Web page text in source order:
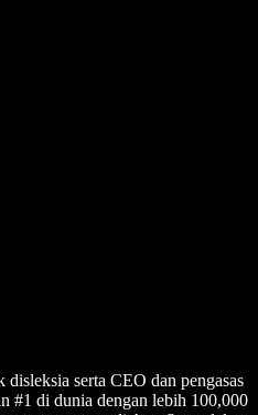
serta CEO dan pengasas
#1 di dunia dengan lebih 100,000